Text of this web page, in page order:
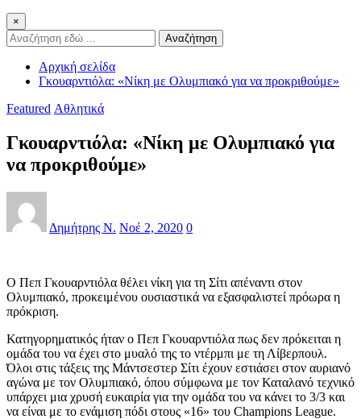
×
Αναζήτηση
Αρχική σελίδα
Γκουαρντιόλα: «Νίκη με Ολυμπιακό για να προκριθούμε»
Featured Αθλητικά
Γκουαρντιόλα: «Νίκη με Ολυμπιακό για
να προκριθούμε»
Δημήτρης Ν. Νοέ 2, 2020 0
Ο Πεπ Γκουαρντιόλα θέλει νίκη για τη Σίτι απέναντι στον
Ολυμπιακό, προκειμένου ουσιαστικά να εξασφαλιστεί πρόωρα η
πρόκριση.
Κατηγορηματικός ήταν ο Πεπ Γκουαρντιόλα πως δεν πρόκειται η
ομάδα του να έχει στο μυαλό της το ντέρμπι με τη Λίβερπουλ.
Όλοι στις τάξεις της Μάντσεστερ Σίτι έχουν εστιάσει στον αυριανό
αγώνα με τον Ολυμπιακό, όπου σύμφωνα με τον Καταλανό τεχνικό
υπάρχει μια χρυσή ευκαιρία για την ομάδα του να κάνει το 3/3 και
να είναι με το ενάμιση πόδι στους «16» του Champions League.